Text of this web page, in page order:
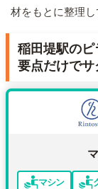
材をもとに整理し
稲田堤駅のピ
要点だけで
マシン